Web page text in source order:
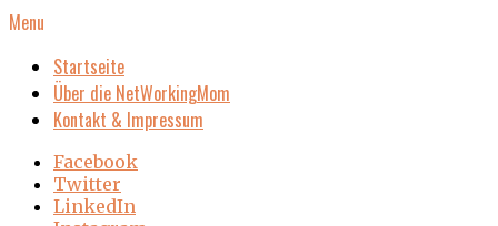
Menu
Startseite
Über die NetWorkingMom
Kontakt & Impressum
Facebook
Twitter
LinkedIn